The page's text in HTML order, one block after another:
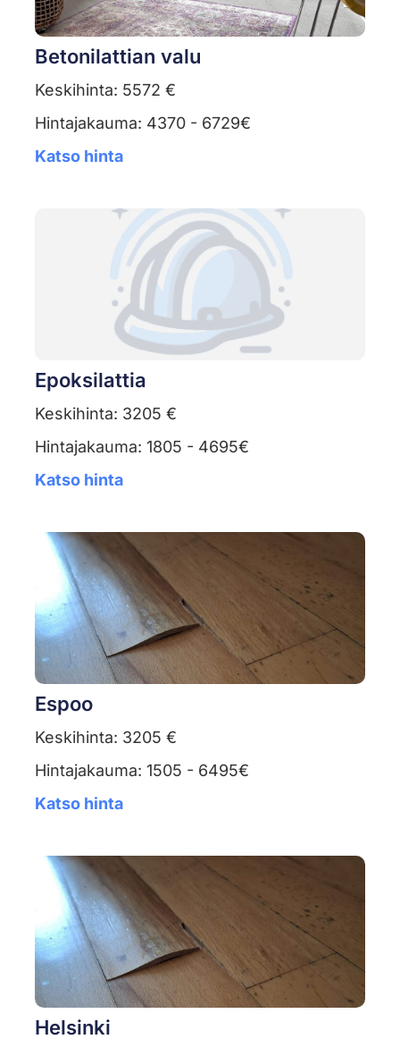
Betonilattian valu
Keskihinta: 5572 €
Hintajakauma: 4370 - 6729€
Katso hinta
Epoksilattia
Keskihinta: 3205 €
Hintajakauma: 1805 - 4695€
Katso hinta
Espoo
Keskihinta: 3205 €
Hintajakauma: 1505 - 6495€
Katso hinta
Helsinki